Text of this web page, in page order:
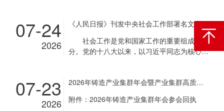
《人民日报》刊发中央社会工作部署名文章《推动新时代社会工作高质量发展 坚定不移走中国特色社会主义社会治理之路》
07-24
2026
社会工作是党和国家工作的重要组成部
分。党的十八大以来，以习近平同志为核心的
要成就。2024年，中央社会工作会议召开前
移走中国特色社会主义社会治理之路，健全社
2026年铸造产业集群年会暨产业集群高质量发展经验交流会通知
07-23
2026 附件：2026年铸造产业集群年会参会回执
返回顶